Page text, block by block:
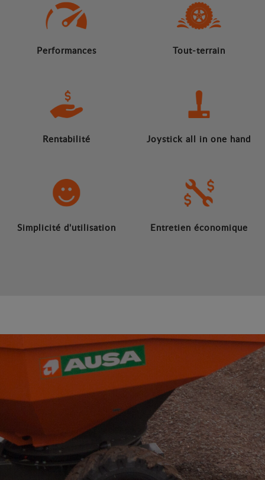
Performances Tout-terrain
Rentabilité Joystick all in one hand
Simplicité d'utilisation Entretien économique